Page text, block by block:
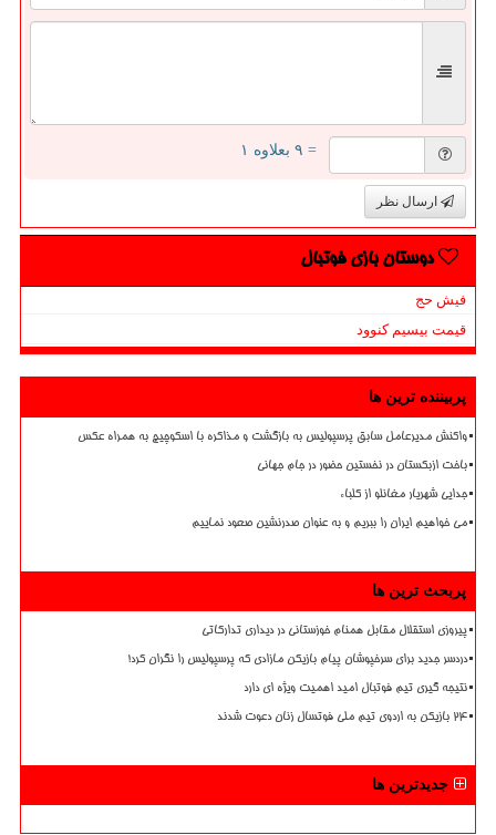
= ۹ بعلاوه ۱
ارسال نظر
دوستان بازی فوتبال
فیش حج
قیمت بیسیم کنوود
پربیننده ترین ها
واکنش مدیرعامل سابق پرسپولیس به بازگشت و مذاکره با اسکوچیچ به همراه عکس
باخت ازبکستان در نخستین حضور در جام جهانی
جدایی شهریار مغانلو از کلباء
می خواهیم ایران را ببریم و به عنوان صدرنشین صعود نماییم
پربحث ترین ها
پیروزی استقلال مقابل همنام خوزستانی در دیداری تدارکاتی
دردسر جدید برای سرخپوشان پیام بازیکن مازادی که پرسپولیس را نگران کرد!
نتیجه گیری تیم فوتبال امید اهمیت ویژه ای دارد
۲۴ بازیکن به اردوی تیم ملی فوتسال زنان دعوت شدند
جدیدترین ها